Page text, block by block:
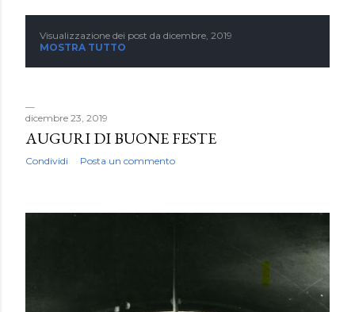
s
t
Visualizzazione dei post da dicembre, 2019
MOSTRA TUTTO
dicembre 23, 2019
AUGURI DI BUONE FESTE
Condividi Posta un commento